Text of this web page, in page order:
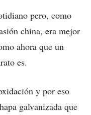
pero, como
china, era mejor
ahora que un
es.
y por eso
galvanizada que